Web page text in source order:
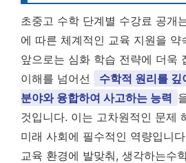
초중고 수학 단계별 수강료 공개
에 따른 체계적인 교육 지원을 약
앞으로는 심화 학습 전략에 더욱
이해를 넘어선
수학적 원리를
분야와 융합하여 사고하는 능력
것입니다. 이는 고차원적인 문제
미래 사회에 필수적인 역량입니
교육 환경에 발맞춰, 생각하는수